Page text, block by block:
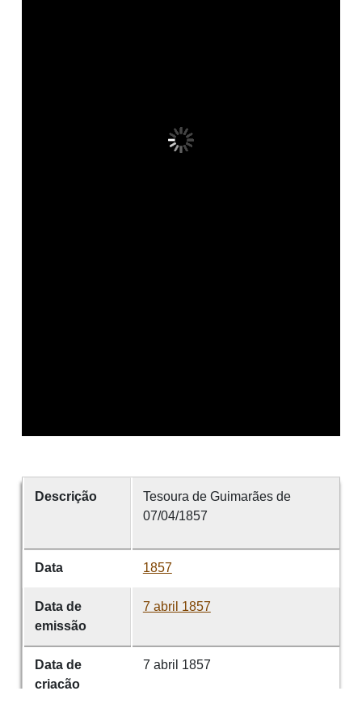
Descrição
Tesoura de Guimarães de
07/04/1857
Data 1857
Data de
emissão
7 abril 1857
Data de
criação
7 abril 1857